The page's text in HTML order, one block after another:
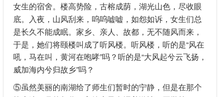
女生的宿舍。楼高势险，古榕成荫，湖光山色，尽收眼
底。入夜，山风刮来，呜呜嘘嘘，如怨如诉，女生们总
是长久不能成眠。家乡、亲人、故都，无不随风而来，
于是，她们将颐楼叫成了听风楼。听风楼，听的是“风在
吼，马在叫，黄河在咆哮”吗？听的是“大风起兮云飞扬，
威加海内兮归故乡”吗？
⑤虽然美丽的南湖给了师生们暂时的宁静，但是在那个